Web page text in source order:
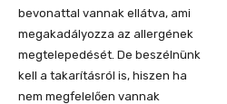
bevonattal vannak ellátva, ami
megakadályozza az allergének
megtelepedését. De beszélnünk
kell a takarításról is, hiszen ha
nem megfelelően vannak